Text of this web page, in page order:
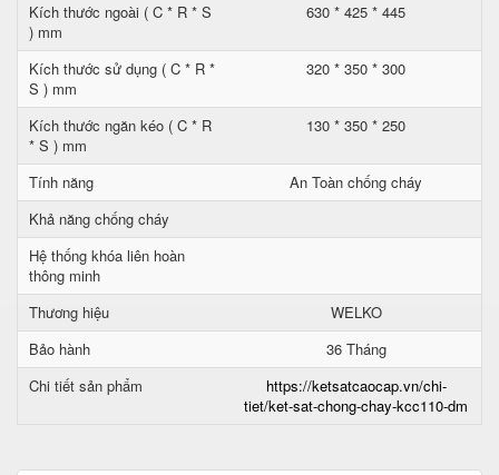
Kích thước ngoài ( C * R * S
) mm
630 * 425 * 445
Kích thước sử dụng ( C * R *
S ) mm
320 * 350 * 300
Kích thước ngăn kéo ( C * R
* S ) mm
130 * 350 * 250
Tính năng
An Toàn chống cháy
Khả năng chống cháy
Hệ thống khóa liên hoàn
thông minh
Thương hiệu
WELKO
Bảo hành
36 Tháng
Chi tiết sản phẩm
https://ketsatcaocap.vn/chi-
tiet/ket-sat-chong-chay-kcc110-dm